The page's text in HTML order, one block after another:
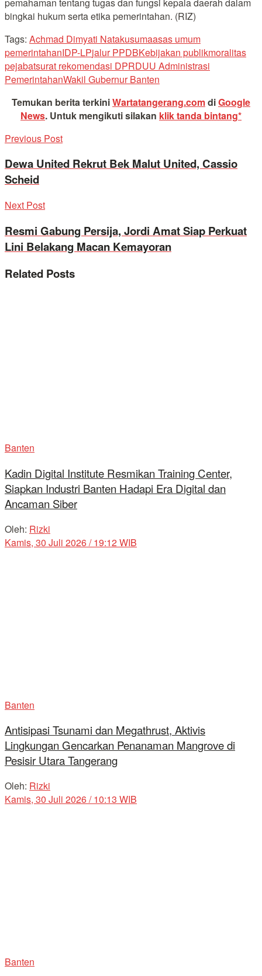
bingkai hukum serta etika pemerintahan. (RIZ)
Tags: Achmad Dimyati Natakusumaasas umum
pemerintahanIDP-LPjalur PPDBKebijakan publikmoralitas
pejabatsurat rekomendasi DPRDUU Administrasi
PemerintahanWakil Gubernur Banten
Temukan berita terkiniWartatangerang.comdiGoogle
News. Untuk mengikuti silakan klik tanda bintang*
Previous Post
Dewa United Rekrut Bek Malut United, Cassio
Scheid
Next Post
Resmi Gabung Persija, Jordi Amat Siap Perkuat
Lini Belakang Macan Kemayoran
Related Posts
Banten
Kadin Digital Institute Resmikan Training Center,
Siapkan Industri Banten Hadapi Era Digital dan
Ancaman Siber
Oleh: Rizki
Kamis, 30 Juli 2026 / 19:12 WIB
Banten
Antisipasi Tsunami dan Megathrust, Aktivis
Lingkungan Gencarkan Penanaman Mangrove di
Pesisir Utara Tangerang
Oleh: Rizki
Kamis, 30 Juli 2026 / 10:13 WIB
Banten